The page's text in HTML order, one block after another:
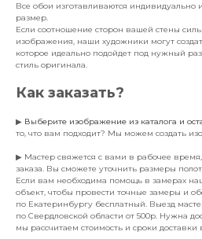
Все обои изготавливаются
размер.
Если соотношение сторон вашей стены
изображения, наши художники могут
которое идеально подойдет под нужный
стиль оригинала.
Как заказать?
▶ Выберите изображение из каталога и
то, что вам подходит? Мы можем создать
▶ Мастер свяжется с вами в рабочее
заказа. Вы сможете уточнить размеры
Если вам необходима помощь в замерах
объект, чтобы провести точные замеры и
по Екатеринбургу бесплатный. Выезд
по Свердловской области от 500р. Нужна
мы рассчитаем стоимость и сроки